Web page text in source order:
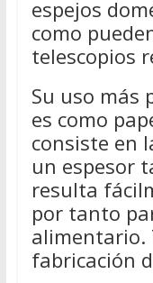
espejos
como
telescopios
Su uso más
es como
consiste en
un espesor
resulta
por tanto
alimentario.
fabricación